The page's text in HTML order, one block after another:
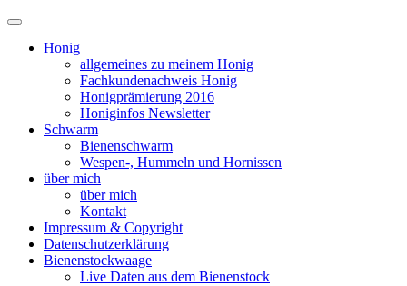
Suchfeld
ein-/ausblenden
Honig
allgemeines zu meinem Honig
Fachkundenachweis Honig
Honigprämierung 2016
Honiginfos Newsletter
Schwarm
Bienenschwarm
Wespen-, Hummeln und Hornissen
über mich
über mich
Kontakt
Impressum & Copyright
Datenschutzerklärung
Bienenstockwaage
Live Daten aus dem Bienenstock